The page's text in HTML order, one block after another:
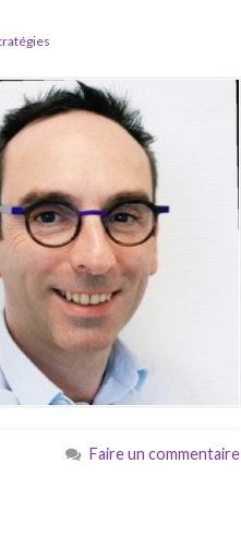
Faire un commentaire